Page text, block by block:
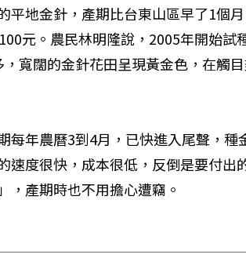
平地金針，產期比台東山區早了1個
元。農民林明隆說，2005年開始試
寬闊的金針花田呈現黃金色，在觸
每年農曆3到4月，已快進入尾聲，
速度很快，成本很低，反倒是要付出
，產期時也不用擔心遭竊。